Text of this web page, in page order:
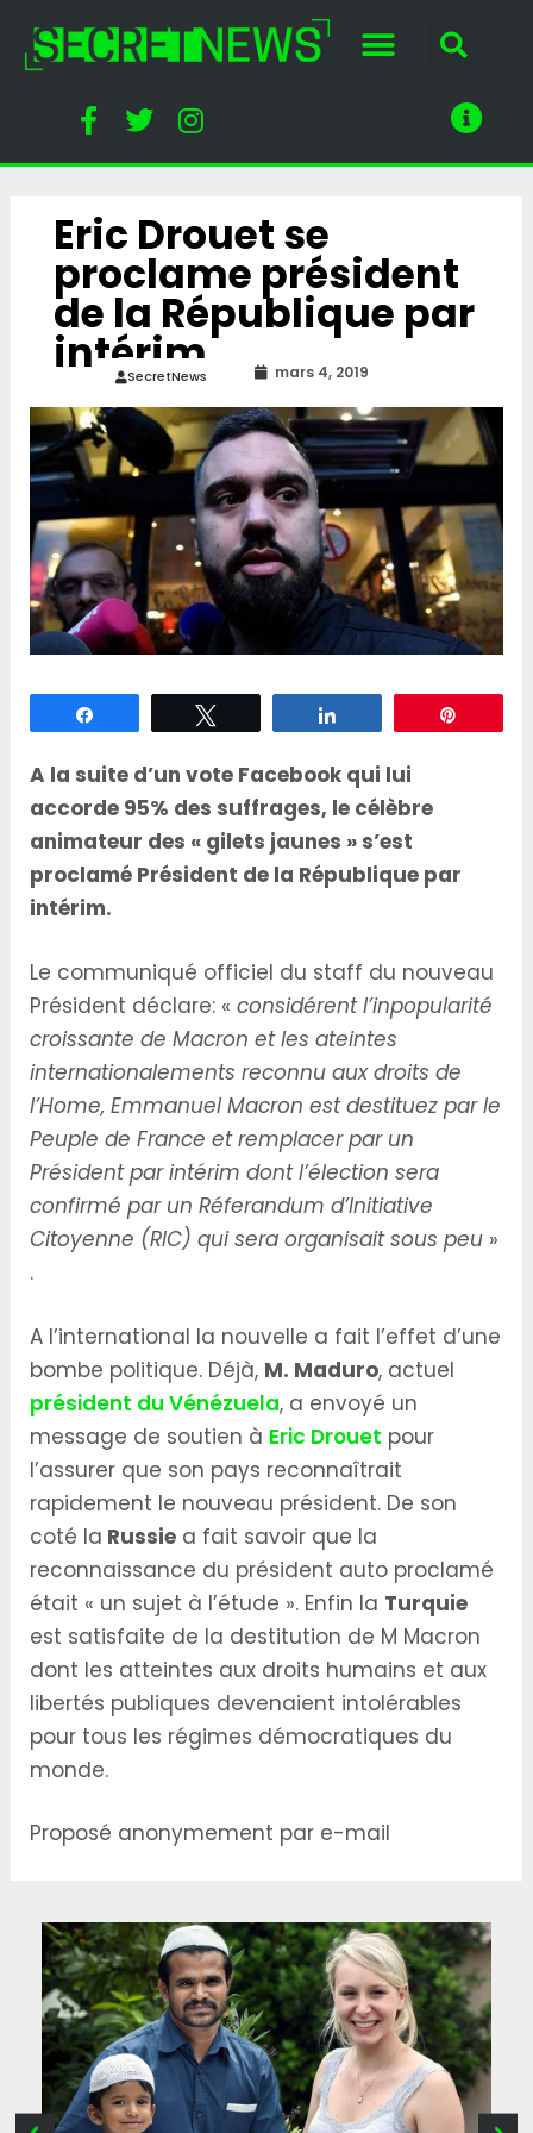
Eric Drouet se
proclame président
de la République par
intérim
SecretNews mars 4, 2019
A la suite d’un vote Facebook qui lui
accorde 95% des suffrages, le célèbre
animateur des « gilets jaunes » s’est
proclamé Président de la République par
intérim.
Le communiqué officiel du staff du nouveau
Président déclare: «considérent l’inpopularité
croissante de Macron et les ateintes
internationalements reconnu aux droits de
l’Home, Emmanuel Macron est destituez par le
Peuple de France et remplacer par un
Président par intérim dont l’élection sera
confirmé par un Réferandum d’Initiative
Citoyenne (RIC) qui sera organisait sous peu »
.
A l’international la nouvelle a fait l’effet d’une
bombe politique. Déjà, M. Maduro, actuel
président du Vénézuela, a envoyé un
message de soutien à Eric Drouet pour
l’assurer que son pays reconnaîtrait
rapidement le nouveau président. De son
coté la Russie a fait savoir que la
reconnaissance du président auto proclamé
était « un sujet à l’étude ». Enfin la Turquie
est satisfaite de la destitution de M Macron
dont les atteintes aux droits humains et aux
libertés publiques devenaient intolérables
pour tous les régimes démocratiques du
monde.
Proposé anonymement par e-mail